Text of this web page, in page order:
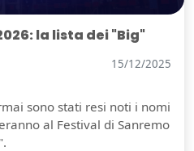
la lista dei "Big"
15/12/2025
sono stati resi noti i nomi
al Festival di Sanremo